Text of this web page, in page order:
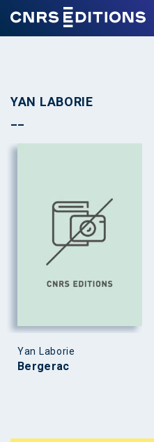
YAN LABORIE
Yan Laborie
Bergerac